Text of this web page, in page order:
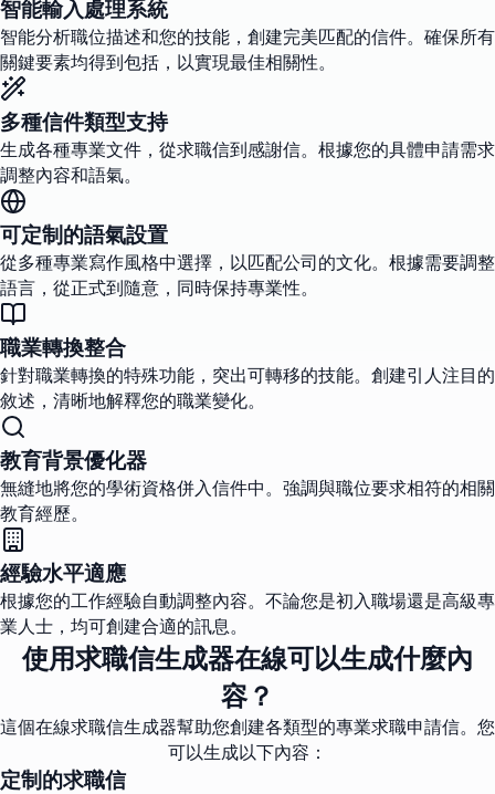
智能輸入處理系統
智能分析職位描述和您的技能，創建完美匹配的信件。確保所有
關鍵要素均得到包括，以實現最佳相關性。
多種信件類型支持
生成各種專業文件，從求職信到感謝信。根據您的具體申請需求
調整內容和語氣。
可定制的語氣設置
從多種專業寫作風格中選擇，以匹配公司的文化。根據需要調整
語言，從正式到隨意，同時保持專業性。
職業轉換整合
針對職業轉換的特殊功能，突出可轉移的技能。創建引人注目的
敘述，清晰地解釋您的職業變化。
教育背景優化器
無縫地將您的學術資格併入信件中。強調與職位要求相符的相關
教育經歷。
經驗水平適應
根據您的工作經驗自動調整內容。不論您是初入職場還是高級專
業人士，均可創建合適的訊息。
使用求職信生成器在線可以生成什麼內
容？
這個在線求職信生成器幫助您創建各類型的專業求職申請信。您
可以生成以下內容：
定制的求職信